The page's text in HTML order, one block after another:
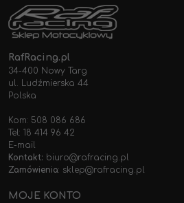
RafRacing.pl
34-400 Nowy Targ
ul. Ludźmierska 44
Polska
Kom: 508 086 686
Tel: 18 414 96 42
E-mail
Kontakt: biuro@rafracing.pl
Zamówienia: sklep@rafracing.pl
MOJE KONTO